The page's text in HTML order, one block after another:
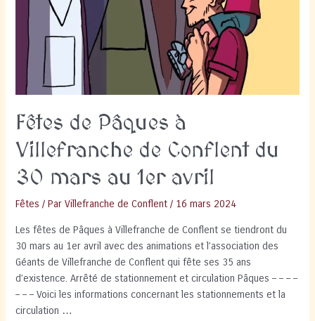
Fêtes de Pâques à
Villefranche de Conflent du
30 mars au 1er avril
Fêtes / ParVillefranche de Conflent / 16 mars 2024
Les fêtes de Pâques à Villefranche de Conflent se tiendront du
30 mars au 1er avril avec des animations et l’association des
Géants de Villefranche de Conflent qui fête ses 35 ans
d’existence. Arrêté de stationnement et circulation Pâques – – – –
– – – Voici les informations concernant les stationnements et la
circulation …